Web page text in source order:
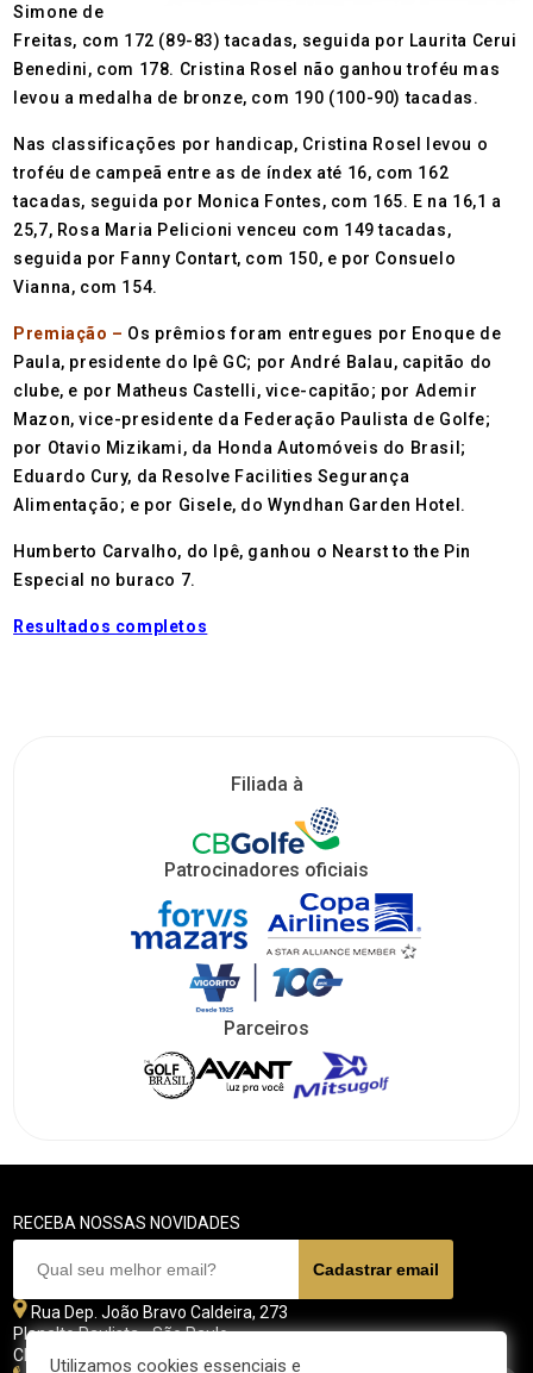
Simone de
Freitas, com 172 (89-83) tacadas, seguida por Laurita Cerui
Benedini, com 178. Cristina Rosel não ganhou troféu mas
levou a medalha de bronze, com 190 (100-90) tacadas.
Nas classificações por handicap, Cristina Rosel levou o
troféu de campeã entre as de índex até 16, com 162
tacadas, seguida por Monica Fontes, com 165. E na 16,1 a
25,7, Rosa Maria Pelicioni venceu com 149 tacadas,
seguida por Fanny Contart, com 150, e por Consuelo
Vianna, com 154.
Premiação – Os prêmios foram entregues por Enoque de
Paula, presidente do Ipê GC; por André Balau, capitão do
clube, e por Matheus Castelli, vice-capitão; por Ademir
Mazon, vice-presidente da Federação Paulista de Golfe;
por Otavio Mizikami, da Honda Automóveis do Brasil;
Eduardo Cury, da Resolve Facilities Segurança
Alimentação; e por Gisele, do Wyndhan Garden Hotel.
Humberto Carvalho, do Ipê, ganhou o Nearst to the Pin
Especial no buraco 7.
Resultados completos
Filiada à
Patrocinadores oficiais
Parceiros
RECEBA NOSSAS NOVIDADES
Rua Dep. João Bravo Caldeira, 273
Planalto Paulista - São Paulo
CEP 04071 - 045
Utilizamos cookies essenciais e